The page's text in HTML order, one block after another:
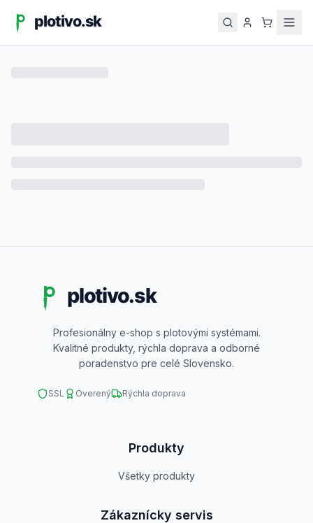
Profesionálny e-shop s plotovými systémami.
Kvalitné produkty, rýchla doprava a odborné
poradenstvo pre celé Slovensko.
SSL Overený Rýchla doprava
Produkty
Všetky produkty
Zákaznícky servis